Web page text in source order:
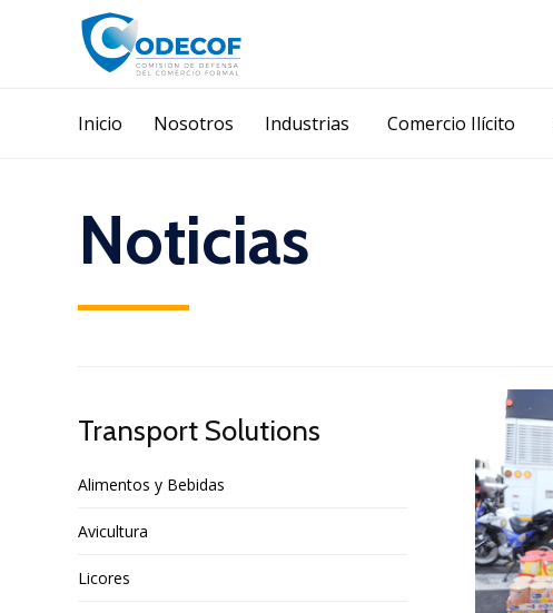
Inicio Nosotros Industrias Comercio Ilícito
Noticias
Transport Solutions
Alimentos y Bebidas
Avicultura
Licores